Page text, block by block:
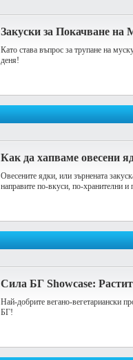
Закуски за Покачване на
Като става въпрос за трупане на
деня!
Как да хапваме овесени
Овесените ядки, или зърнената
направите по-вкуси, по-хранителни
Сила БГ Showcase:
Най-добрите вегано-вегетариански
БГ!